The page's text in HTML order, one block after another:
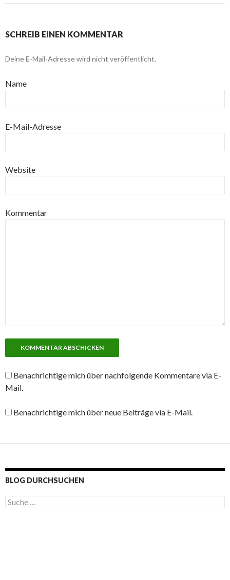
SCHREIB EINEN KOMMENTAR
Deine E-Mail-Adresse wird nicht veröffentlicht.
Name
E-Mail-Adresse
Website
Kommentar
Benachrichtige mich über nachfolgende Kommentare via E-
Mail.
Benachrichtige mich über neue Beiträge via E-Mail.
BLOG DURCHSUCHEN
S
u